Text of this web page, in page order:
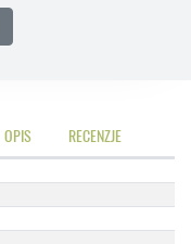
OPIS RECENZJE